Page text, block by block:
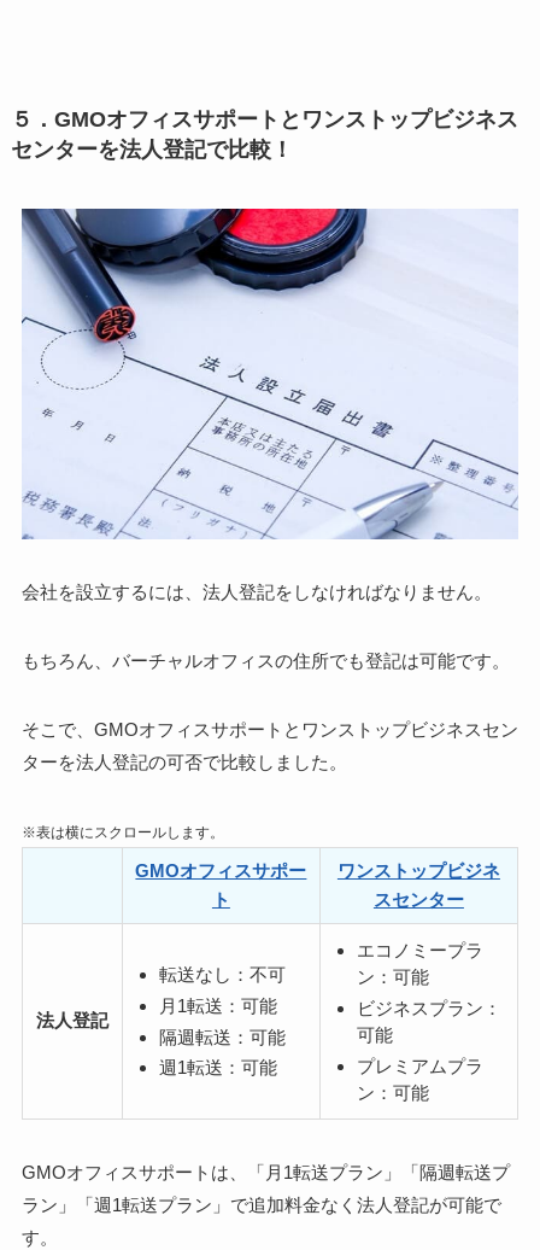
５．GMOオフィスサポートとワンストップビジネス
センターを法人登記で比較！
会社を設立するには、法人登記をしなければなりません。
もちろん、バーチャルオフィスの住所でも登記は可能です。
そこで、GMOオフィスサポートとワンストップビジネスセン
ターを法人登記の可否で比較 しました。
※表は横にスクロールします。
GMOオフィスサポー
ト
ワンストップビジネ
スセンター
法人登記
転送なし：不可
月1転送：可能
隔週転送：可能
週1転送：可能
エコノミープラ
ン：可能
ビジネスプラン：
可能
プレミアムプラ
ン：可能
GMOオフィスサポートは、「月1転送プラン」「隔週転送プ
ラン」「週1転送プラン」で追加料金なく法人登記が可能で
す。